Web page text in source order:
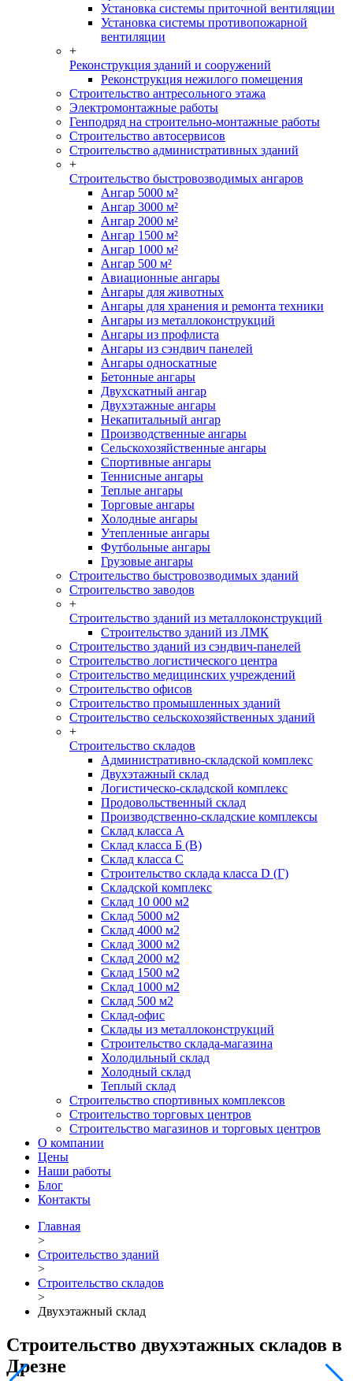
Установка системы приточной вентиляции
Установка системы противопожарной
вентиляции
+
Реконструкция зданий и сооружений
Реконструкция нежилого помещения
Строительство антресольного этажа
Электромонтажные работы
Генподряд на строительно-монтажные работы
Строительство автосервисов
Строительство административных зданий
+
Строительство быстровозводимых ангаров
Ангар 5000 м²
Ангар 3000 м²
Ангар 2000 м²
Ангар 1500 м²
Ангар 1000 м²
Ангар 500 м²
Авиационные ангары
Ангары для животных
Ангары для хранения и ремонта техники
Ангары из металлоконструкций
Ангары из профлиста
Ангары из сэндвич панелей
Ангары односкатные
Бетонные ангары
Двухскатный ангар
Двухэтажные ангары
Некапитальный ангар
Производственные ангары
Сельскохозяйственные ангары
Спортивные ангары
Теннисные ангары
Теплые ангары
Торговые ангары
Холодные ангары
Утепленные ангары
Футбольные ангары
Грузовые ангары
Строительство быстровозводимых зданий
Строительство заводов
+
Строительство зданий из металлоконструкций
Строительство зданий из ЛМК
Строительство зданий из сэндвич-панелей
Строительство логистического центра
Строительство медицинских учреждений
Строительство офисов
Строительство промышленных зданий
Строительство сельскохозяйственных зданий
+
Строительство складов
Административно-складской комплекс
Двухэтажный склад
Логистическо-складской комплекс
Продовольственный склад
Производственно-складские комплексы
Склад класса А
Склад класса Б (B)
Склад класса С
Строительство склада класса D (Г)
Складской комплекс
Склад 10 000 м2
Склад 5000 м2
Склад 4000 м2
Склад 3000 м2
Склад 2000 м2
Склад 1500 м2
Склад 1000 м2
Склад 500 м2
Склад-офис
Склады из металлоконструкций
Строительство склада-магазина
Холодильный склад
Холодный склад
Теплый склад
Строительство спортивных комплексов
Строительство торговых центров
Строительство магазинов и торговых центров
О компании
Цены
Наши работы
Блог
Контакты
Главная
>
Строительство зданий
>
Строительство складов
>
Двухэтажный склад
Строительство двухэтажных складов в
Дрезне